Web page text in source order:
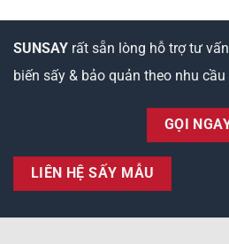
SUNSAY rất sẵn lòng hỗ trợ tư
biến sấy & bảo quản theo nhu
GỌI
LIÊN HỆ SẤY MẪU